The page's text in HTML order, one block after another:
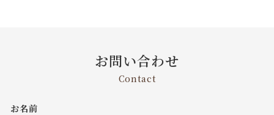
お問い合わせ
Contact
お名前